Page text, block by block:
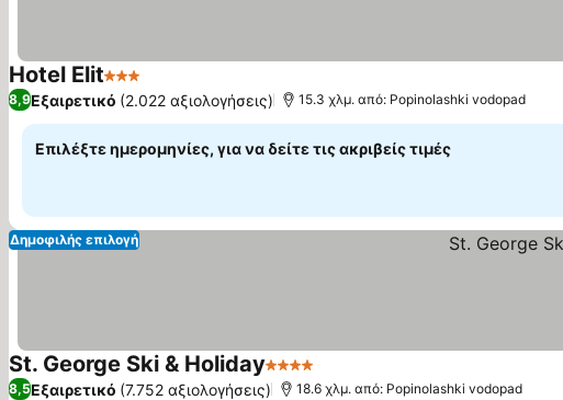
Hotel Elit3 Αστέρια
8,9Εξαιρετικό (2.022 αξιολογήσεις) 15.3 χλμ. από: Popinolashki vodopad
Επιλέξτε ημερομηνίες, για να δείτε τις ακριβείς τιμές
Δημοφιλής επιλογή
St. George Ski & Holiday4 Αστέρια
8,5Εξαιρετικό (7.752 αξιολογήσεις) 18.6 χλμ. από: Popinolashki vodopad